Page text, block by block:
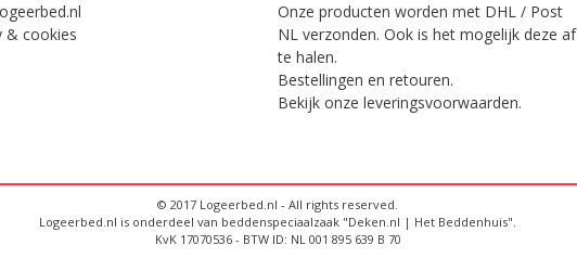
& cookies
Onze producten worden met DHL / Post
NL verzonden. Ook is het mogelijk deze af
te halen.
Bestellingen en retouren.
Bekijk onze leveringsvoorwaarden.
© 2017 Logeerbed.nl - All rights reserved.
Logeerbed.nl is onderdeel van beddenspeciaalzaak "Deken.nl | Het Beddenhuis".
KvK 17070536 - BTW ID: NL 001 895 639 B 70